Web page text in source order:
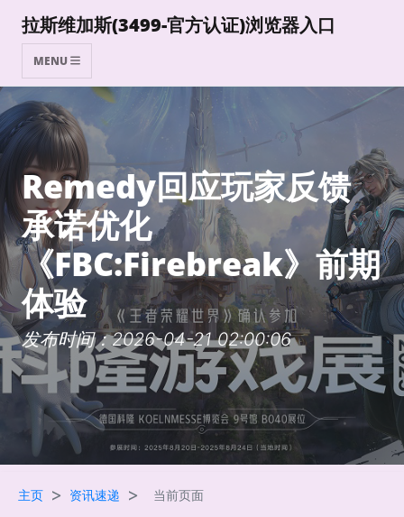
拉斯维加斯(3499-官方认证)浏览器入口
MENU
Remedy回应玩家反馈
承诺优化
《FBC:Firebreak》前期
体验
发布时间：2026-04-21 02:00:06
主页 > 资讯速递 > 当前页面